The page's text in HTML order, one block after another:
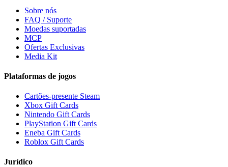
Sobre nós
FAQ / Suporte
Moedas suportadas
MCP
Ofertas Exclusivas
Media Kit
Plataformas de jogos
Cartões-presente Steam
Xbox Gift Cards
Nintendo Gift Cards
PlayStation Gift Cards
Eneba Gift Cards
Roblox Gift Cards
Jurídico